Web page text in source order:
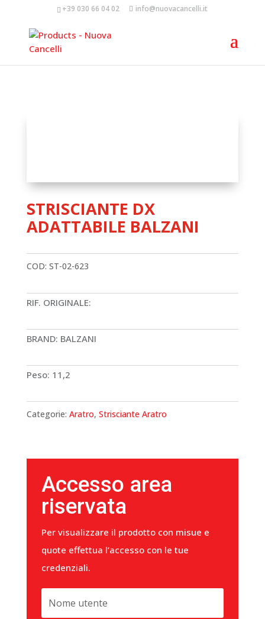
+39 030 66 04 02 info@nuovacancelli.it
STRISCIANTE DX
ADATTABILE BALZANI
COD: ST-02-623
RIF. ORIGINALE:
BRAND: BALZANI
Peso: 11,2
Categorie: Aratro, Strisciante Aratro
Accesso area
riservata
Per visualizzare il prodotto con misue e
quote effettua l’accesso con le tue
credenziali.